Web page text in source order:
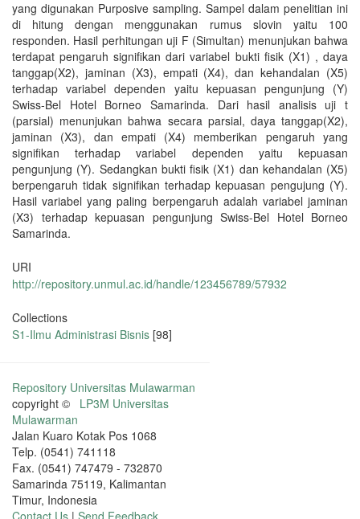
yang digunakan Purposive sampling. Sampel dalam penelitian ini
di hitung dengan menggunakan rumus slovin yaitu 100
responden. Hasil perhitungan uji F (Simultan) menunjukan bahwa
terdapat pengaruh signifikan dari variabel bukti fisik (X1) , daya
tanggap(X2), jaminan (X3), empati (X4), dan kehandalan (X5)
terhadap variabel dependen yaitu kepuasan pengunjung (Y)
Swiss-Bel Hotel Borneo Samarinda. Dari hasil analisis uji t
(parsial) menunjukan bahwa secara parsial, daya tanggap(X2),
jaminan (X3), dan empati (X4) memberikan pengaruh yang
signifikan terhadap variabel dependen yaitu kepuasan
pengunjung (Y). Sedangkan bukti fisik (X1) dan kehandalan (X5)
berpengaruh tidak signifikan terhadap kepuasan pengujung (Y).
Hasil variabel yang paling berpengaruh adalah variabel jaminan
(X3) terhadap kepuasan pengunjung Swiss-Bel Hotel Borneo
Samarinda.
URI
http://repository.unmul.ac.id/handle/123456789/57932
Collections
S1-Ilmu Administrasi Bisnis [98]
Repository Universitas Mulawarman
copyright © LP3M Universitas
Mulawarman
Jalan Kuaro Kotak Pos 1068
Telp. (0541) 741118
Fax. (0541) 747479 - 732870
Samarinda 75119, Kalimantan
Timur, Indonesia
Contact Us | Send Feedback